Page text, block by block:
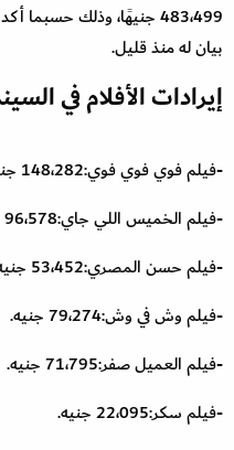
483،499 جنيهًا، وذلك
بيان له منذ قليل.
إيرادات الأفلام في
-فيلم فوي فوي فوي:148،282 جنيه.
-فيلم الخميس اللي جاي:96،578 جنيه.
-فيلم حسن المصري:53،452 جنيه.
-فيلم وش في وش:79،274 جنيه.
-فيلم العميل صفر:71،795 جنيه.
-فيلم سكر:22،095 جنيه.